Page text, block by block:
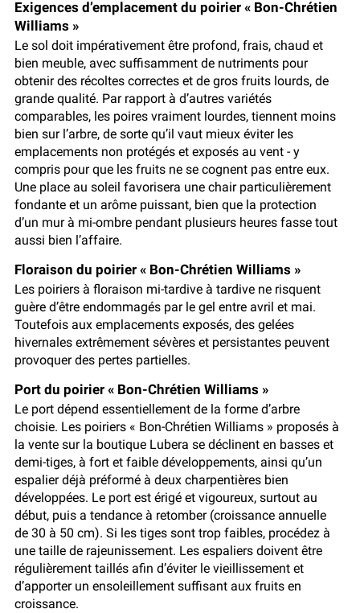
Exigences d’emplacement du poirier « Bon-Chrétien
Williams »
Le sol doit impérativement être profond, frais, chaud et
bien meuble, avec suffisamment de nutriments pour
obtenir des récoltes correctes et de gros fruits lourds, de
grande qualité. Par rapport à d’autres variétés
comparables, les poires vraiment lourdes, tiennent moins
bien sur l’arbre, de sorte qu’il vaut mieux éviter les
emplacements non protégés et exposés au vent - y
compris pour que les fruits ne se cognent pas entre eux.
Une place au soleil favorisera une chair particulièrement
fondante et un arôme puissant, bien que la protection
d’un mur à mi-ombre pendant plusieurs heures fasse tout
aussi bien l’affaire.
Floraison du poirier « Bon-Chrétien Williams »
Les poiriers à floraison mi-tardive à tardive ne risquent
guère d’être endommagés par le gel entre avril et mai.
Toutefois aux emplacements exposés, des gelées
hivernales extrêmement sévères et persistantes peuvent
provoquer des pertes partielles.
Port du poirier « Bon-Chrétien Williams »
Le port dépend essentiellement de la forme d’arbre
choisie. Les poiriers « Bon-Chrétien Williams » proposés à
la vente sur la boutique Lubera se déclinent en basses et
demi-tiges, à fort et faible développements, ainsi qu’un
espalier déjà préformé à deux charpentières bien
développées. Le port est érigé et vigoureux, surtout au
début, puis a tendance à retomber (croissance annuelle
de 30 à 50 cm). Si les tiges sont trop faibles, procédez à
une taille de rajeunissement. Les espaliers doivent être
régulièrement taillés afin d’éviter le vieillissement et
d’apporter un ensoleillement suffisant aux fruits en
croissance.